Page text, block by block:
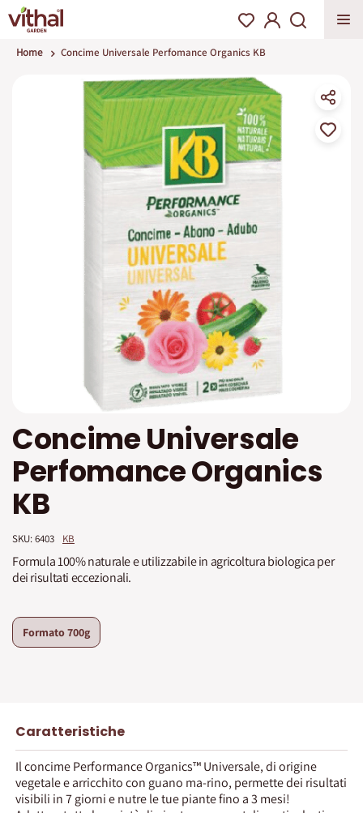
Home Concime Universale Perfomance Organics KB
all'inizio
della
galleria
di
immagini
Concime Universale
Perfomance Organics
KB
SKU: 6403 KB
Formula 100% naturale e utilizzabile in agricoltura biologica per
dei risultati eccezionali.
Formato700g
Caratteristiche
Il concime Performance Organics™ Universale, di origine
vegetale e arricchito con guano ma-rino, permette dei risultati
visibili in 7 giorni e nutre le tue piante fino a 3 mesi!